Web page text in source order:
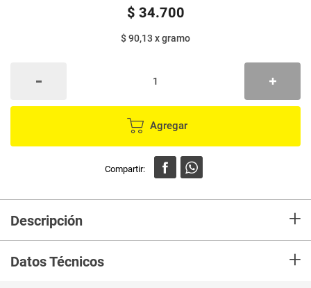
$ 34.700
$ 90,13 xgramo
Agregar
Descripción +
85G Marca MEXANA y recibelo en tu casa en minutos.
Datos Técnicos +